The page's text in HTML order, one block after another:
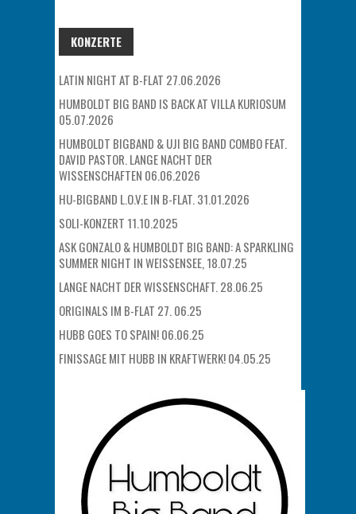
KONZERTE
LATIN NIGHT AT B-FLAT 27.06.2026
HUMBOLDT BIG BAND IS BACK AT VILLA KURIOSUM
05.07.2026
HUMBOLDT BIGBAND & UJI BIG BAND COMBO FEAT.
DAVID PASTOR. LANGE NACHT DER
WISSENSCHAFTEN 06.06.2026
HU-BIGBAND L.O.V.E IN B-FLAT. 31.01.2026
SOLI-KONZERT 11.10.2025
ASK GONZALO & HUMBOLDT BIG BAND: A SPARKLING
SUMMER NIGHT IN WEISSENSEE, 18.07.25
LANGE NACHT DER WISSENSCHAFT. 28.06.25
ORIGINALS IM B-FLAT 27. 06.25
HUBB GOES TO SPAIN! 06.06.25
FINISSAGE MIT HUBB IN KRAFTWERK! 04.05.25